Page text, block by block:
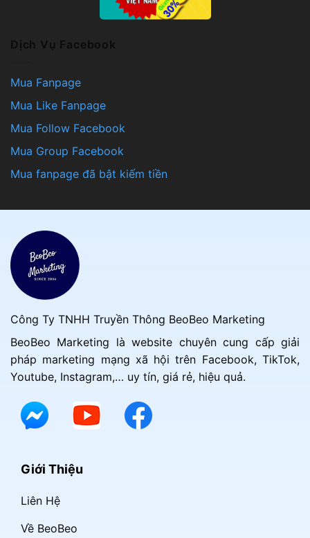
Dịch Vụ Facebook
Mua Fanpage
Mua Like Fanpage
Mua Follow Facebook
Mua Group Facebook
Mua fanpage đã bật kiếm tiền
Công Ty TNHH Truyền Thông BeoBeo Marketing
BeoBeo Marketing là website chuyên cung cấp giải
pháp marketing mạng xã hội trên Facebook, TikTok,
Youtube, Instagram,… uy tín, giá rẻ, hiệu quả.
Giới Thiệu
Liên Hệ
Về BeoBeo